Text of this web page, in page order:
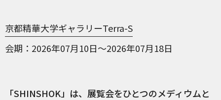
京都精華大学ギャラリーTerra-S
会期
2026年07月10日～2026年07月18日
「SHINSHOK」は、展覧会をひとつのメディウムと